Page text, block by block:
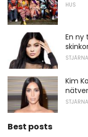
HUS
En ny
STJÄRNA
Kim
STJÄRNA
Best posts